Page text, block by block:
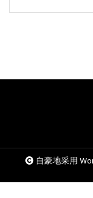
自豪地采用